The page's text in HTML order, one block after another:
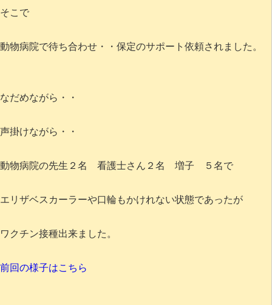
そこで
動物病院で待ち合わせ・・保定のサポート依頼されました。
なだめながら・・
声掛けながら・・
動物病院の先生２名 看護士さん２名 増子 ５名で
エリザベスカーラーや口輪もかけれない状態であったが
ワクチン接種出来ました。
前回の様子はこちら